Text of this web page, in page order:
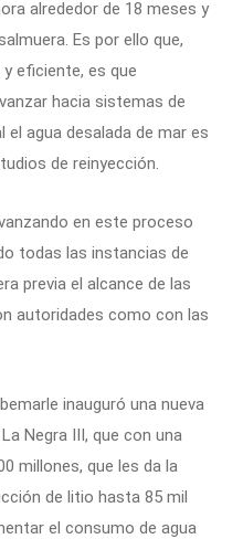
alrededor de 18 meses y
Es por ello que,
eficiente, es que
hacia sistemas de
agua desalada de mar es
de reinyección.
en este proceso
todas las instancias de
previa el alcance de las
autoridades como con las
inauguró una nueva
Negra III, que con una
millones, que les da la
de litio hasta 85 mil
el consumo de agua